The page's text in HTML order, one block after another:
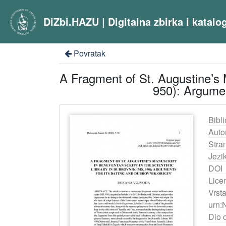
DiZbi.HAZU | Digitalna zbirka i
Povratak
A Fragment of St.
950):
DOI
Dio